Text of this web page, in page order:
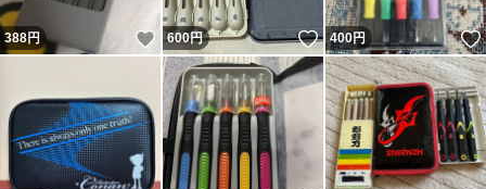
388円 いいね！
600円 いいね！
400円